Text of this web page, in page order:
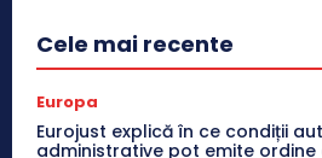
Cele mai recente
Europa
Eurojust explică în ce condiții
administrative pot emite ordine